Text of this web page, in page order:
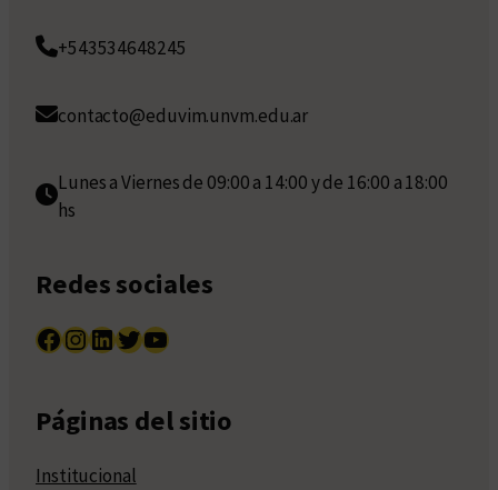
+543534648245
contacto@eduvim.unvm.edu.ar
Lunes a Viernes de 09:00 a 14:00 y de 16:00 a 18:00
hs
Redes sociales
Facebook InstagramLinkedIn Twitter YouTube
Páginas del sitio
Institucional